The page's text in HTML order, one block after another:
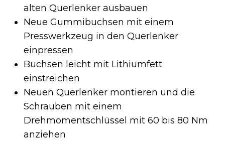
alten Querlenker ausbauen
Neue Gummibuchsen mit einem
Presswerkzeug in den Querlenker
einpressen
Buchsen leicht mit Lithiumfett
einstreichen
Neuen Querlenker montieren und die
Schrauben mit einem
Drehmomentschlüssel mit 60 bis 80 Nm
anziehen